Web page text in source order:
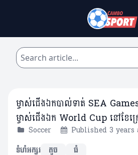
ម្ចាស់​ជើង​ឯក​បាល់ទាត់​ SEA
ម្ចាស់​ជើង​ឯក​ World Cup​​ ​នៅ​ខែ​
Soccer Published 3 years
ទំហំអក្សរ
តូច ធំ